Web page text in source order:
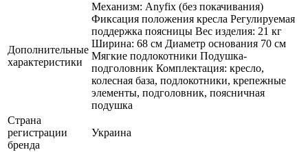
Дополнительные
характеристики
Механизм: Anyfix (без покачивания)
Фиксация положения кресла Регулируемая
поддержка поясницы Вес изделия: 21 кг
Ширина: 68 см Диаметр основания 70 см
Мягкие подлокотники Подушка-
подголовник Комплектация: кресло,
колесная база, подлокотники, крепежные
элементы, подголовник, поясничная
подушка
Страна
регистрации
бренда
Украина